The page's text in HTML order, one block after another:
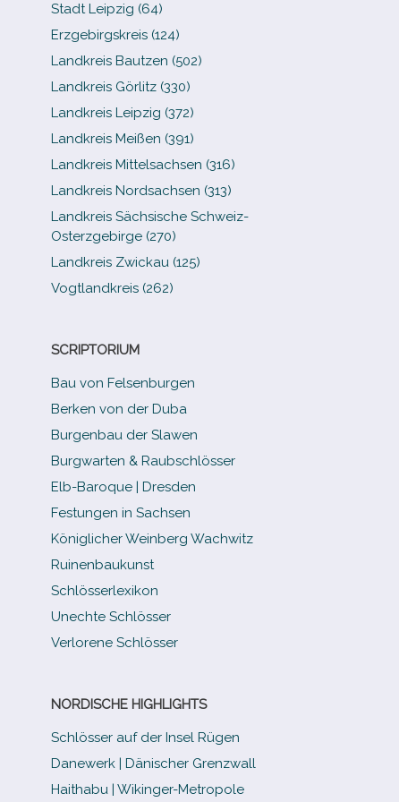
Stadt Leipzig (64)
Erzgebirgskreis (124)
Landkreis Bautzen (502)
Landkreis Görlitz (330)
Landkreis Leipzig (372)
Landkreis Meißen (391)
Landkreis Mittelsachsen (316)
Landkreis Nordsachsen (313)
Landkreis Sächsische Schweiz-​
Osterzgebirge (270)
Landkreis Zwickau (125)
Vogtlandkreis (262)
SCRIPTORIUM
Bau von Felsenburgen
Berken von der Duba
Burgenbau der Slawen
Burgwarten & Raubschlösser
Elb-​Baroque | Dresden
Festungen in Sachsen
Königlicher Weinberg Wachwitz
Ruinenbaukunst
Schlösserlexikon
Unechte Schlösser
Verlorene Schlösser
NORDISCHE HIGHLIGHTS
Schlösser auf der Insel Rügen
Danewerk | Dänischer Grenzwall
Haithabu | Wikinger-Metropole